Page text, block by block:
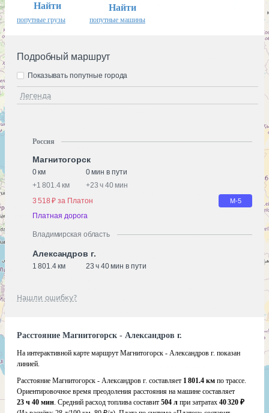
Найти
попутные грузы
Найти
попутные машины
Подробный маршрут
Легенда
Показывать попутные города
Россия
Магнитогорск
0 км
0 мин в пути
+1 801.4 км +23 ч 40 мин
3 518 ₽ за Платон
М-5
Платная дорога
Владимирская область
Александров г.
1 801.4 км 23 ч 40 мин в пути
Нашли ошибку?
Расстояние Магнитогорск - Александров г.
На интерактивной карте маршрут Магнитогорск - Александров г. показан
линией.
Расстояние Магнитогорск - Александров г. составляет 1 801.4 км по трассе.
Ориентировочное время преодоления расстояния на машине составляет
23 ч 40 мин. Средний расход топлива составит 504 л при затратах 40 320 ₽